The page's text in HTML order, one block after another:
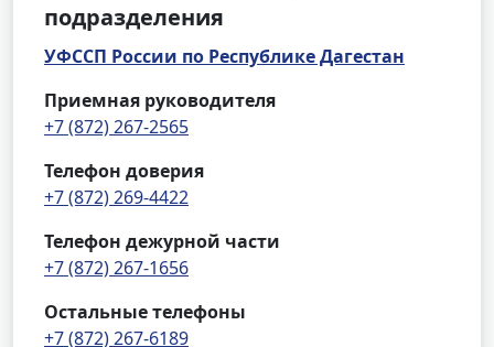
подразделения
УФССП России по Республике Дагестан
Приемная руководителя
+7 (872) 267-2565
Телефон доверия
+7 (872) 269-4422
Телефон дежурной части
+7 (872) 267-1656
Остальные телефоны
+7 (872) 267-6189